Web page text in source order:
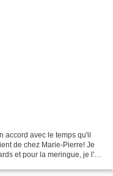
accord avec le temps qu'il
de chez Marie-Pierre! Je
et pour la meringue, je l'ai